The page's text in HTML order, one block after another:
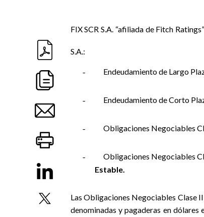
FIX SCR S.A. “afiliada de Fitch
S.A.:
- Endeudamiento de Largo
- Endeudamiento de Corto
- Obligaciones Negociables
- Obligaciones Negociables
Estable.
Las Obligaciones Negociables Clase
denominadas y pagaderas en dólares